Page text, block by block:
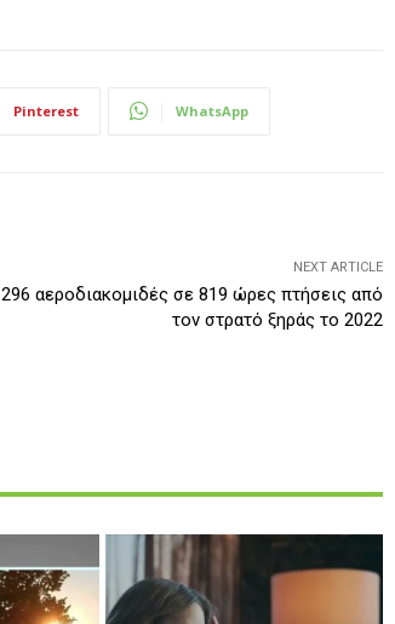
Pinterest WhatsApp
NEXT ARTICLE
296 αεροδιακομιδές σε 819 ώρες πτήσεις από
τον στρατό ξηράς το 2022